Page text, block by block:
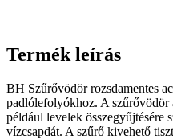
Termék leírás
BH Szűrővödör rozsdamentes
padlólefolyókhoz. A szűrővödör
például levelek összegyűjtésére
vízcsapdát. A szűrő kivehető